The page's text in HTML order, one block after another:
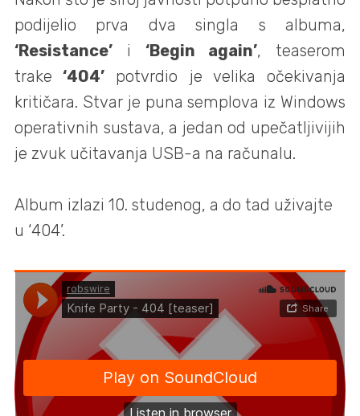
podijelio prva dva singla s albuma,
‘Resistance’ i ‘Begin again’, teaserom
trake ‘404’ potvrdio je velika očekivanja
kritičara. Stvar je puna semplova iz Windows
operativnih sustava, a jedan od upečatljivijih
je zvuk učitavanja USB-a na računalu.
Album izlazi 10. studenog, a do tad uživajte
u ‘404’.